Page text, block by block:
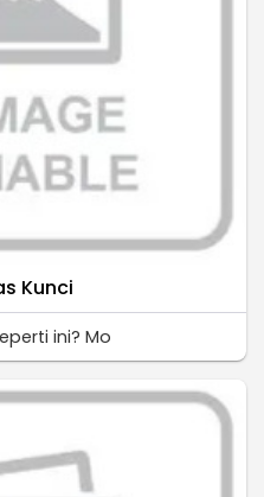
Kunci
ini? Mo